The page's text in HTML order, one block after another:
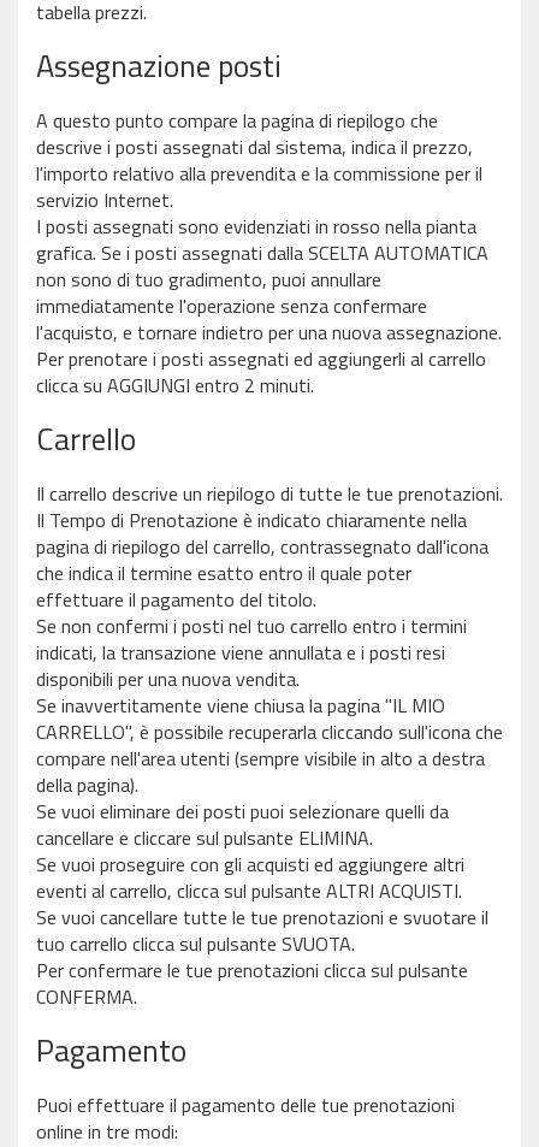
tabella prezzi.
Assegnazione posti
A questo punto compare la pagina di riepilogo che
descrive i posti assegnati dal sistema, indica il prezzo,
l'importo relativo alla prevendita e la commissione per il
servizio Internet.
I posti assegnati sono evidenziati in rosso nella pianta
grafica. Se i posti assegnati dalla SCELTA AUTOMATICA
non sono di tuo gradimento, puoi annullare
immediatamente l'operazione senza confermare
l'acquisto, e tornare indietro per una nuova assegnazione.
Per prenotare i posti assegnati ed aggiungerli al carrello
clicca su AGGIUNGI entro 2 minuti.
Carrello
Il carrello descrive un riepilogo di tutte le tue prenotazioni.
Il Tempo di Prenotazione è indicato chiaramente nella
pagina di riepilogo del carrello, contrassegnato dall'icona
che indica il termine esatto entro il quale poter
effettuare il pagamento del titolo.
Se non confermi i posti nel tuo carrello entro i termini
indicati, la transazione viene annullata e i posti resi
disponibili per una nuova vendita.
Se inavvertitamente viene chiusa la pagina "IL MIO
CARRELLO", è possibile recuperarla cliccando sull'icona che
compare nell'area utenti (sempre visibile in alto a destra
della pagina).
Se vuoi eliminare dei posti puoi selezionare quelli da
cancellare e cliccare sul pulsante ELIMINA.
Se vuoi proseguire con gli acquisti ed aggiungere altri
eventi al carrello, clicca sul pulsante ALTRI ACQUISTI.
Se vuoi cancellare tutte le tue prenotazioni e svuotare il
tuo carrello clicca sul pulsante SVUOTA.
Per confermare le tue prenotazioni clicca sul pulsante
CONFERMA.
Pagamento
Puoi effettuare il pagamento delle tue prenotazioni
online in tre modi: